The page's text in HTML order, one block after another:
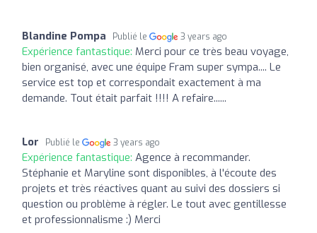
Blandine Pompa Publié le 3 years ago
Expérience fantastique: Merci pour ce très beau voyage,
bien organisé, avec une équipe Fram super sympa.... Le
service est top et correspondait exactement à ma
demande. Tout était parfait !!!! A refaire......
Lor Publié le 3 years ago
Expérience fantastique: Agence à recommander.
Stéphanie et Maryline sont disponibles, à l'écoute des
projets et très réactives quant au suivi des dossiers si
question ou problème à régler. Le tout avec gentillesse
et professionnalisme :) Merci